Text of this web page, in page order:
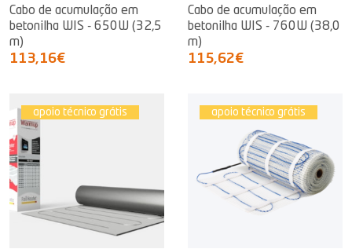
Cabo de acumulação em
betonilha WIS - 650W (32,5
m)
113,16€
Cabo de acumulação em
betonilha WIS - 760W (38,0
m)
115,62€
apoio técnico grátis apoio técnico grátis